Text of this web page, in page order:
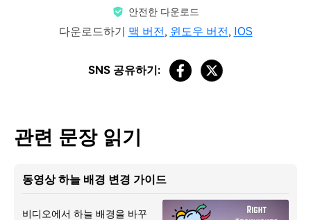
안전한 다운로드
다운로드하기 맥 버전, 윈도우 버전, IOS
SNS 공유하기:
관련 문장 읽기
동영상 하늘 배경 변경 가이드
비디오에서 하늘 배경을 바꾸